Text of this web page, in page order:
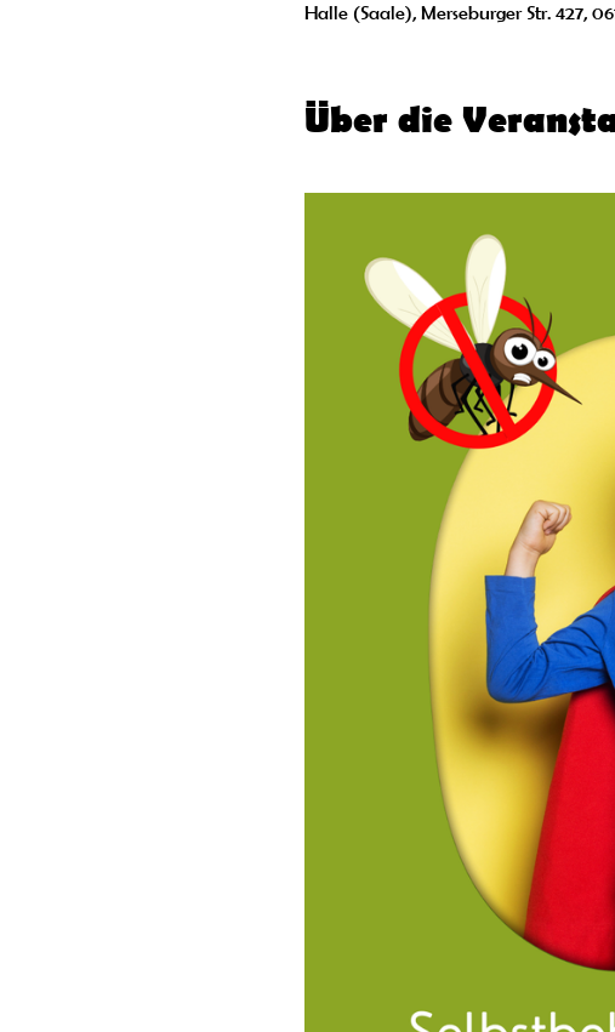
Halle (Saale), Merseburger Str. 427,
Über die